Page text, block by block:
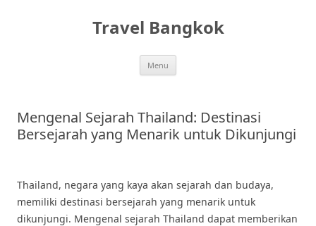
Travel Bangkok
Menu
Mengenal Sejarah Thailand: Destinasi
Bersejarah yang Menarik untuk Dikunjungi
Thailand, negara yang kaya akan sejarah dan budaya,
memiliki destinasi bersejarah yang menarik untuk
dikunjungi. Mengenal sejarah Thailand dapat memberikan